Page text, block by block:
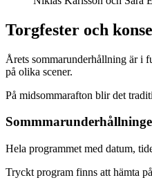
Torgfester och
Årets sommarunderhållning är i
på olika scener.
På midsommarafton blir det
Hela programmet med datum,
Tryckt program finns att hämta